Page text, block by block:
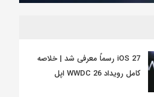
iOS 27 رسماً معرفی شد | خلاصه
کامل رویداد WWDC 26 اپل